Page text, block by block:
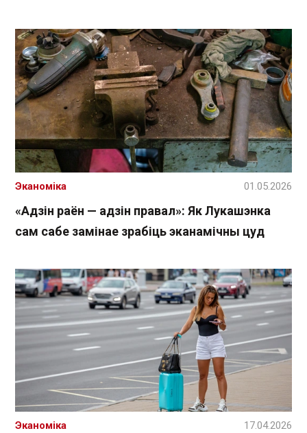
«Адзін раён — адзін правал»: Як Лукашэнка
сам сабе замінае зрабіць эканамічны цуд
Эканоміка 01.05.2026
Эканоміка 17.04.2026